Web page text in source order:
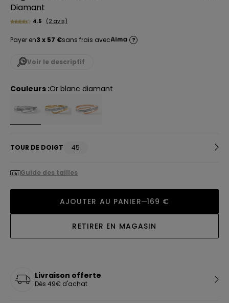
Diamant
4.5 (2 avis)
Payer en3 x 57 €sans frais avec ?
Voir le descriptif
Couleurs : or blanc diamant
TOUR DE DOIGT 45
Guide des tailles
AJOUTER AU PANIER 169 €
RETIRER EN MAGASIN
Livraison offerte
Dès 49€ d'achat